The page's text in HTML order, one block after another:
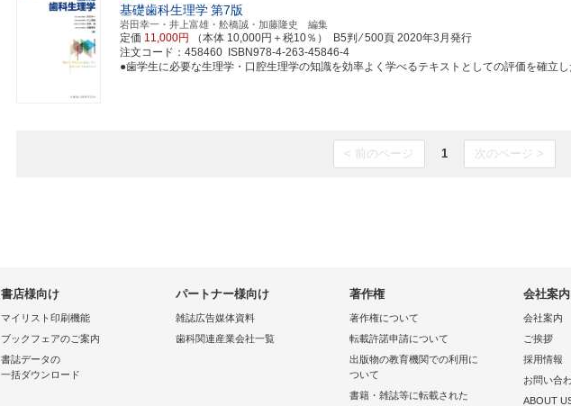
基礎歯科生理学第7版
岩田幸一・井上富雄・舩橋誠・加藤隆史 編集
定価 11,000円 （本体 10,000円＋税10％） B5判 ⁄ 500頁 2020年3月発行
注文コード：458460 ISBN978-4-263-45846-4
●歯学生に必要な生理学・口腔生理学の知識を効率よく学べるテキストとしての評価を確立
< 前のページ 1 次のページ >
書店様向け
マイリスト印刷機能
ブックフェアのご案内
書誌データの
一括ダウンロード
パートナー様向け
雑誌広告媒体資料
歯科関連産業会社一覧
著作権
著作権について
転載許諾申請について
出版物の教育機関での利用に
ついて
書籍・雑誌等に転載された
会社案内
会社案内
ご挨拶
採用情報
お問い合
ABOUT